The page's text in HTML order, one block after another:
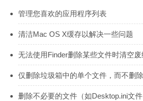
管理您喜欢的应用程序列表
清洁Mac OS X缓存以解决一些问题
无法使用Finder删除某些文件时清空
仅删除垃圾箱中的单个文件，而不删
删除不必要的文件（如Desktop.ini文件